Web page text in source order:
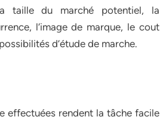
taille du marché potentiel, la
l‘image de marque, le cout
d’étude de marche.
effectuées rendent la tâche facile